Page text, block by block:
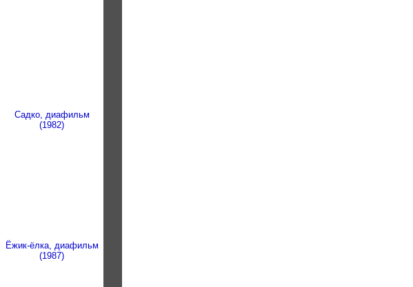
Садко, диафильм
(1982)
Ёжик-ёлка, диафильм
(1987)